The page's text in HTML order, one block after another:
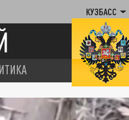
КУЗБАСС